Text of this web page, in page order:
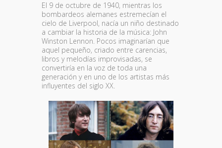
El 9 de octubre de 1940, mientras los
bombardeos alemanes estremecían el
cielo de Liverpool, nacía un niño destinado
a cambiar la historia de la música: John
Winston Lennon. Pocos imaginarían que
aquel pequeño, criado entre carencias,
libros y melodías improvisadas, se
convertiría en la voz de toda una
generación y en uno de los artistas más
influyentes del siglo XX.